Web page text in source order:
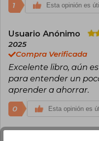
1 Esta opinión es útil
Usuario Anónimo
2025
Compra Verificada
Excelente libro, aún
para entender un
aprender a ahorrar.
0 Esta opinión es